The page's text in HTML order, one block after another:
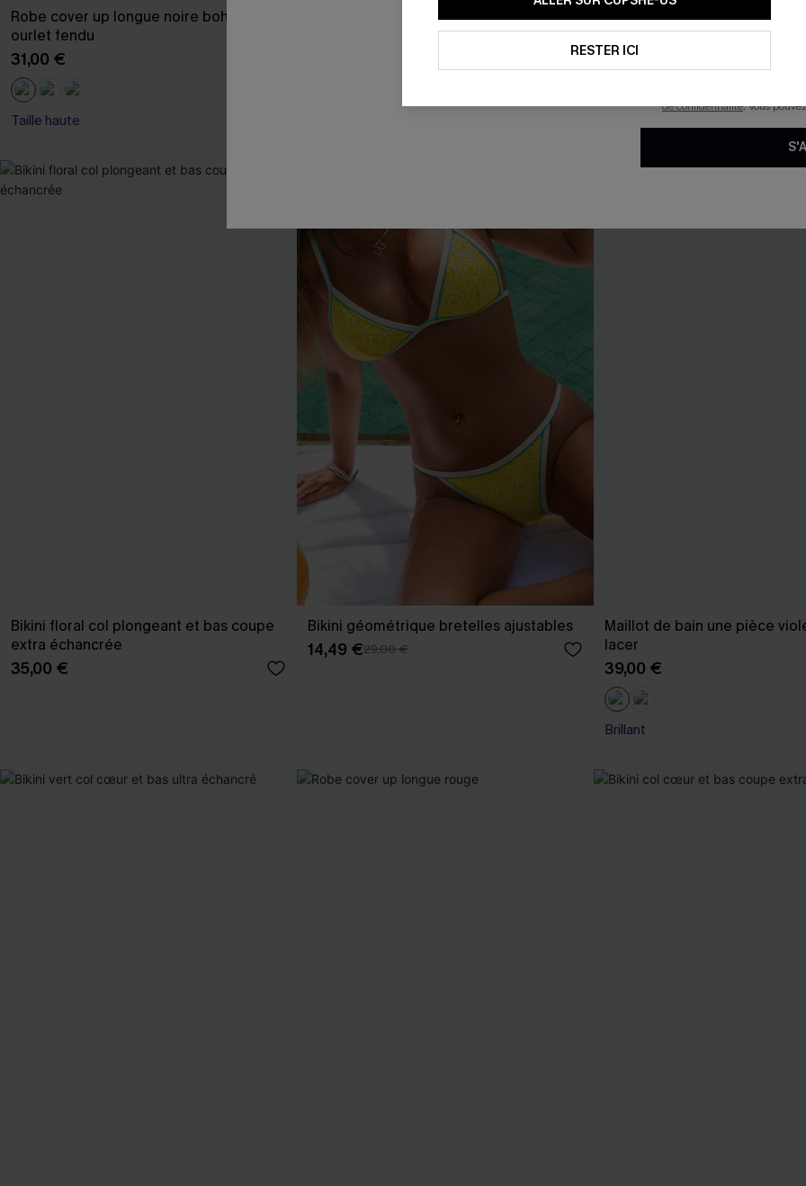
Robe cover up longue noire boho à
ourlet fendu
31,00 €
Taille haute
Pantalon noir jambe fuselée T-shirt à col en V texturé et
25,00 €
🔥HOT
Bikini floral col plongeant et bas coupe
extra échancrée
35,00 €
Bikini géométrique bretelles ajustables
14,49 €29,00 €
Maillot de bain une pièce
lacer
39,00 €
Brillant
RESTER ICI
mails marketing (y compris
reconnaissez avoir pris
pouvons utiliser les données
technologies de suivi, telles
savoir si ceux-ci ont été
personnaliser nos contenus
produits susceptibles de
de confidentialité. Vous